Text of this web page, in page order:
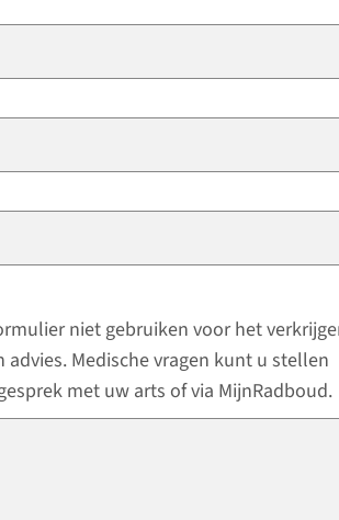
niet gebruiken voor het
advies. Medische vragen kunt u stellen
met uw arts of via MijnRadboud.